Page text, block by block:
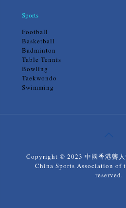
Sports
Football
Basketball
Badminton
Table Tennis
Bowling
Taekwondo
Swimming
Copyright © 2023 中國香港聾
China Sports Association of
reserved.